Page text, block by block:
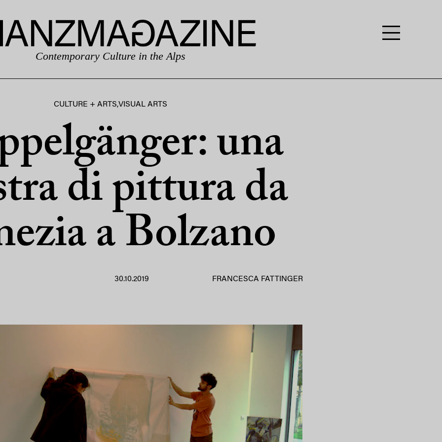
Contemporary Culture in the Alps
CULTURE + ARTS,VISUAL ARTS
una
di pittura da
a Bolzano
30.10.2019 FRANCESCA FATTINGER